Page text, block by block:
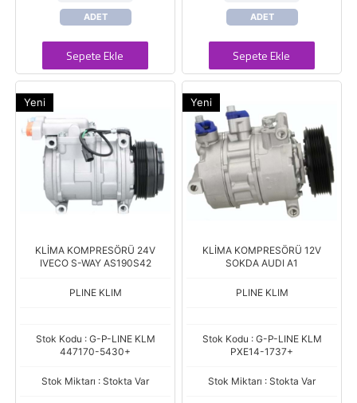
ADET
Sepete Ekle
ADET
Sepete Ekle
Yeni
KLİMA KOMPRESÖRÜ 24V
IVECO S-WAY AS190S42
PLINE KLIM
Stok Kodu : G-P-LINE KLM
447170-5430+
Stok Miktarı : Stokta Var
Yeni
KLİMA KOMPRESÖRÜ 12V
SOKDA AUDI A1
PLINE KLIM
Stok Kodu : G-P-LINE KLM
PXE14-1737+
Stok Miktarı : Stokta Var